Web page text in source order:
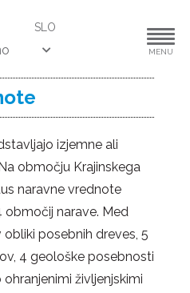
SLO
MENU
izjemne ali
območju Krajinskega
naravne vrednote
narave. Med
obliki posebnih dreves, 5
4 geološke posebnosti
življenjskimi